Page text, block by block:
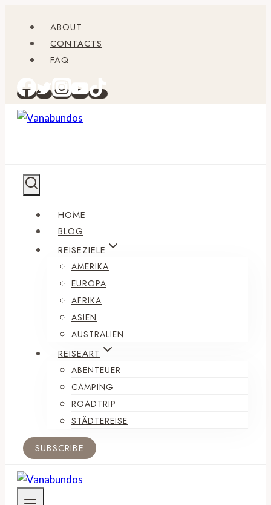
springen
ABOUT
CONTACTS
FAQ
HOME
BLOG
REISEZIELE
AMERIKA
EUROPA
AFRIKA
ASIEN
AUSTRALIEN
REISEART
ABENTEUER
CAMPING
ROADTRIP
STÄDTEREISE
SUBSCRIBE